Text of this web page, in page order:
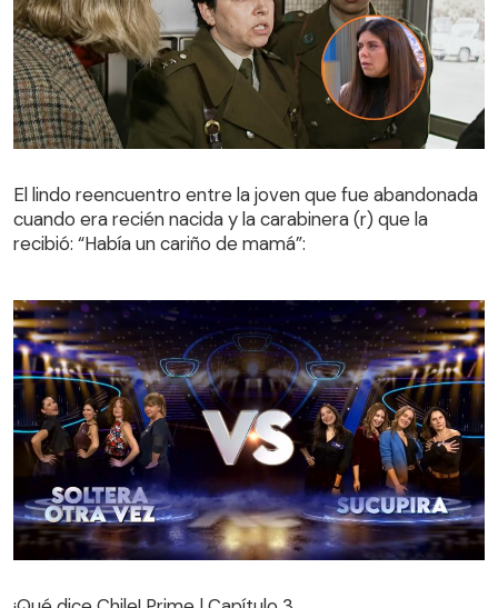
cuando era recién nacida y la carabinera (r) que la
recibió: “Había un cariño de mamá”:
El lindo reencuentro entre la joven que fue abandonada
cuando era recién nacida y la carabinera (r) que la
recibió: “Había un cariño de mamá”: